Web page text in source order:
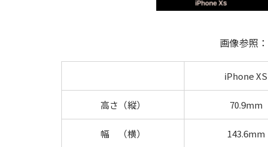
画像参照：
iPhone XS
高さ（縦） 70.9mm
幅 （横） 143.6mm